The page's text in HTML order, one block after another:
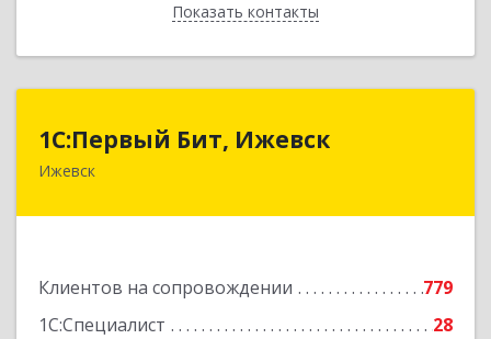
Показать контакты
Назад
1С:Первый Бит, Ижевск
Ижевск
Клиентов на сопровождении
779
1С:Специалист
28
1С:Первый Бит, Ижевск